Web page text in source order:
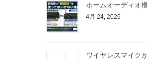
ホームオーディオ
4月 24, 2026
ワイヤレスマイク